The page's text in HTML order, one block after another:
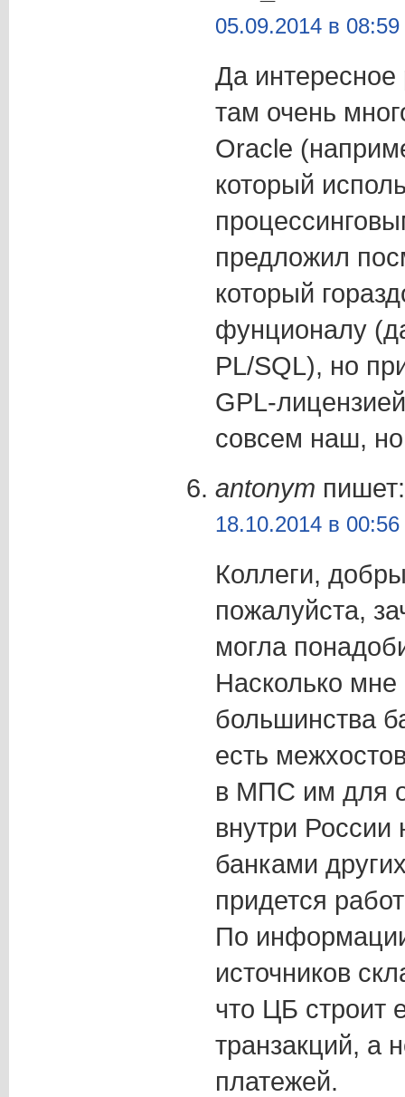
05.09.2014 в 08:59
Да
там очень
Oracle
который
предложил
который
фунционалу
PL/SQL), но
GPL-
совсем наш,
antonym пишет:
18.10.2014 в 00:56
Коллеги,
пожалуйста,
могла
Насколько мне
большинства
есть
в МПС им для
внутри России
банками
придется
По
источников
что ЦБ строит
транзакций, а
платежей.